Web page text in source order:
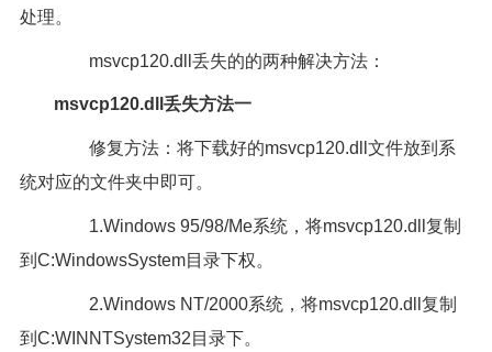
处理。
msvcp120.dll丢失的的两种解决方法：
msvcp120.dll丢失方法一
修复方法：将下载好的msvcp120.dll文件放到系
统对应的文件夹中即可。
1.Windows 95/98/Me系统，将msvcp120.dll复制
到C:WindowsSystem目录下权。
2.Windows NT/2000系统，将msvcp120.dll复制
到C:WINNTSystem32目录下。